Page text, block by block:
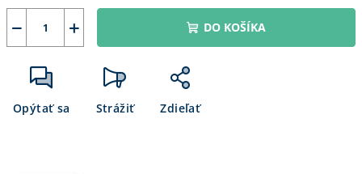
+
− DO KOŠÍKA
Opýtať sa Strážiť Zdieľať